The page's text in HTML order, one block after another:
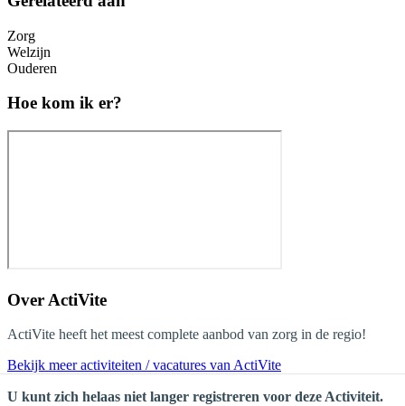
Zorg
Welzijn
Ouderen
Hoe kom ik er?
Over ActiVite
ActiVite heeft het meest complete aanbod van zorg in de regio!
Bekijk meer activiteiten / vacatures van ActiVite
U kunt zich helaas niet langer registreren voor deze Activiteit.